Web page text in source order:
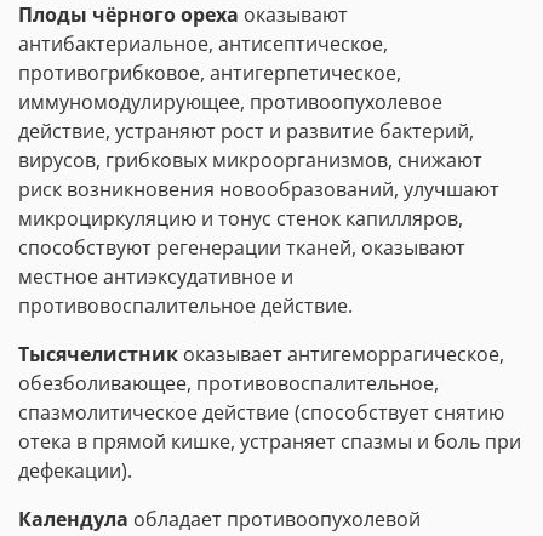
Плоды чёрного ореха оказывают
антибактериальное, антисептическое,
противогрибковое, антигерпетическое,
иммуномодулирующее, противоопухолевое
действие, устраняют рост и развитие бактерий,
вирусов, грибковых микроорганизмов, снижают
риск возникновения новообразований, улучшают
микроциркуляцию и тонус стенок капилляров,
способствуют регенерации тканей, оказывают
местное антиэксудативное и
противовоспалительное действие.
Тысячелистник оказывает антигеморрагическое,
обезболивающее, противовоспалительное,
спазмолитическое действие (способствует снятию
отека в прямой кишке, устраняет спазмы и боль при
дефекации).
Календула обладает противоопухолевой